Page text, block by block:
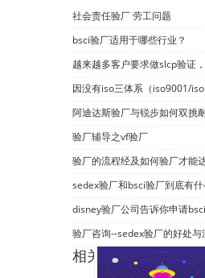
社会责任验厂 劳工问题
bsci验厂适用于哪些行业？
越来越多客户要求做slcp验证
阿迪达斯验厂与锐步如何双挑
验厂辅导之vf验厂
验厂的流程经及如何验厂才能
sedex验厂和bsci验厂到底有
disney验厂公司告诉你申请
验厂咨询--sedex验厂的好处与
相关产品